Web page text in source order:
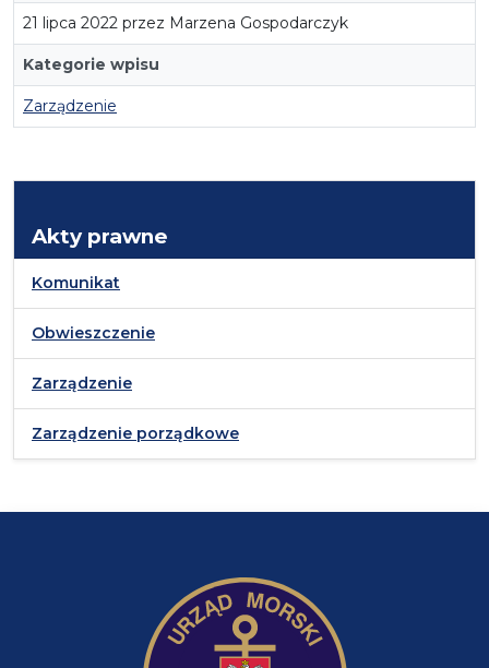
21 lipca 2022 przez Marzena Gospodarczyk
Kategorie wpisu
Zarządzenie
Akty prawne
Komunikat
Obwieszczenie
Zarządzenie
Zarządzenie porządkowe